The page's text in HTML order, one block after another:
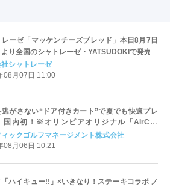
レーゼ「マッケンチーズブレッド」本日8月7日
より全国のシャトレーゼ・YATSUDOKIで発売
シャトレーゼ
08月07日 11:00
がさない“ドア付きカート”で夏でも快適プレ
初！※オリンピアオリジナル「AirCon
エアコンカート）」導入 | ＰＧＭ
ックゴルフマネージメント株式会社
08月06日 10:21
「ハイキュー!!」×いきなり！ステーキコラボ ノ